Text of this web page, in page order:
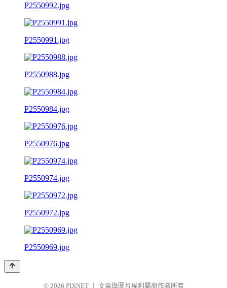
P2550992.jpg
P2550991.jpg
P2550988.jpg
P2550984.jpg
P2550976.jpg
P2550974.jpg
P2550972.jpg
P2550969.jpg
© 2026 PIXNET 文章與圖片權利屬原作者所有